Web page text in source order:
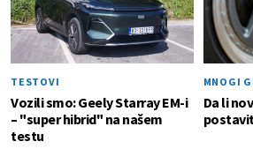
TESTOVI
Vozili smo: Geely Starray EM-i
– "super hibrid" na našem
testu
MNOGI
Da li